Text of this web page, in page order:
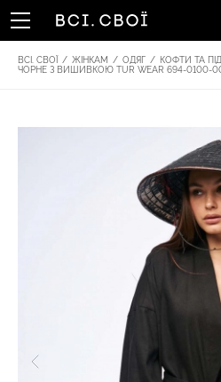
ВСІ. СВОЇ / ЖІНКАМ / ОДЯГ / КОФТИ ТА
ЧОРНЕ З ВИШИВКОЮ TUR WEAR 694-0100-